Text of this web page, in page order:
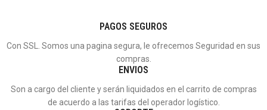
PAGOS SEGUROS
Con SSL. Somos una pagina segura, le ofrecemos Seguridad en sus
compras.
ENVIOS
Son a cargo del cliente y serán liquidados en el carrito de compras
de acuerdo a las tarifas del operador logístico.